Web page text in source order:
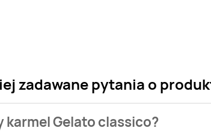
zadawane pytania o
karmel Gelato classico?